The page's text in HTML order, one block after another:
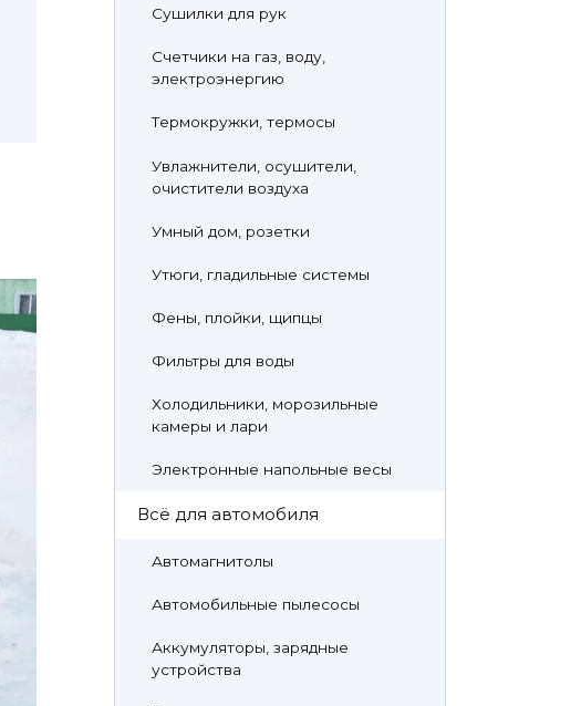
Сушилки для рук
Счетчики на газ, воду,
электроэнергию
Термокружки, термосы
Увлажнители, осушители,
очистители воздуха
Умный дом, розетки
Утюги, гладильные системы
Фены, плойки, щипцы
Фильтры для воды
Холодильники, морозильные
камеры и лари
Электронные напольные весы
Всё для автомобиля
Автомагнитолы
Автомобильные пылесосы
Аккумуляторы, зарядные
устройства